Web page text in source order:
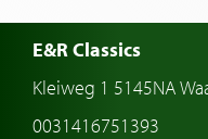
E&R Classics
Kleiweg 1 5145NA
0031416751393